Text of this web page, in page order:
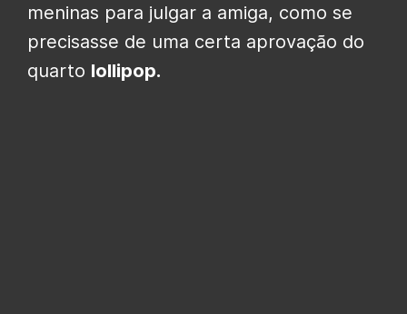
meninas para julgar a amiga, como se
precisasse de uma certa aprovação do
quarto lollipop.